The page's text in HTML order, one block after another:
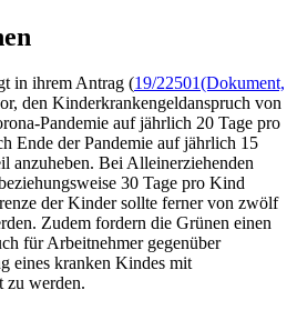
in ihrem Antrag (19/22501(Dokument,
den Kinderkrankengeldanspruch von
Pandemie auf jährlich 20 Tage pro
Ende der Pandemie auf jährlich 15
anzuheben. Bei Alleinerziehenden
30 Tage pro Kind
der Kinder sollte ferner von zwölf
Zudem fordern die Grünen einen
für Arbeitnehmer gegenüber
eines kranken Kindes mit
zu werden.